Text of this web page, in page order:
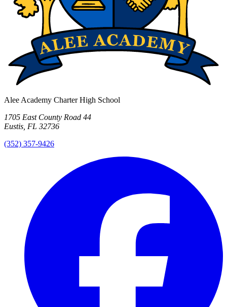
Alee Academy Charter High School
1705 East County Road 44
Eustis, FL 32736
(352) 357-9426